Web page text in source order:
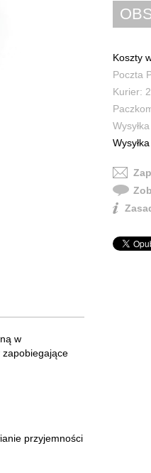
Koszty
Poczta
Kurier:
w
przyjemności